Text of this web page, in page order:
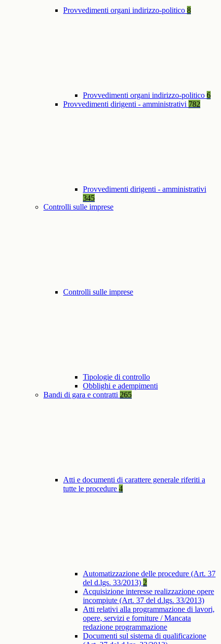
Provvedimenti organi indirizzo-politico 8
Provvedimenti organi indirizzo-politico 6
Provvedimenti dirigenti - amministrativi 782
Provvedimenti dirigenti - amministrativi
345
Controlli sulle imprese
Controlli sulle imprese
Tipologie di controllo
Obblighi e adempimenti
Bandi di gara e contratti 265
Atti e documenti di carattere generale riferiti a
tutte le procedure 4
Automatizzazione delle procedure (Art. 37
del d.lgs. 33/2013) 2
Acquisizione interesse realizzazione opere
incompiute (Art. 37 del d.lgs. 33/2013)
Atti relativi alla programmazione di lavori,
opere, servizi e forniture / Mancata
redazione programmazione
Documenti sul sistema di qualificazione